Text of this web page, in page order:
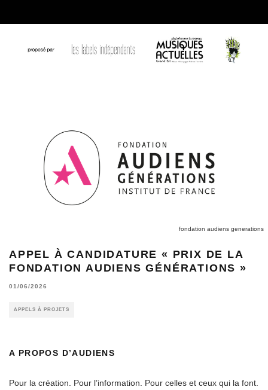
fondation audiens generations
APPEL À CANDIDATURE « PRIX DE LA
FONDATION AUDIENS GÉNÉRATIONS »
01/06/2026
APPELS À PROJETS
A PROPOS D’AUDIENS
Pour la création. Pour l’information. Pour celles et ceux qui la font.